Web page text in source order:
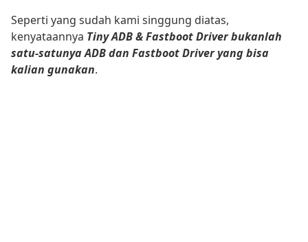
Seperti yang sudah kami singgung diatas,
kenyataannya Tiny ADB & Fastboot Driver bukanlah
satu-satunya ADB dan Fastboot Driver yang bisa
kalian gunakan.